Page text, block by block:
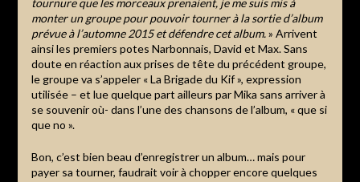
monter un groupe pour pouvoir tourner à la sortie d’album
prévue à l’automne 2015 et défendre cet album.» Arrivent
ainsi les premiers potes Narbonnais, David et Max. Sans
doute en réaction aux prises de tête du précédent groupe,
le groupe va s’appeler « La Brigade du Kif », expression
utilisée – et lue quelque part ailleurs par Mika sans arriver à
se souvenir où- dans l’une des chansons de l’album, « que si
que no ».
Bon, c’est bien beau d’enregistrer un album… mais pour
payer sa tourner, faudrait voir à chopper encore quelques